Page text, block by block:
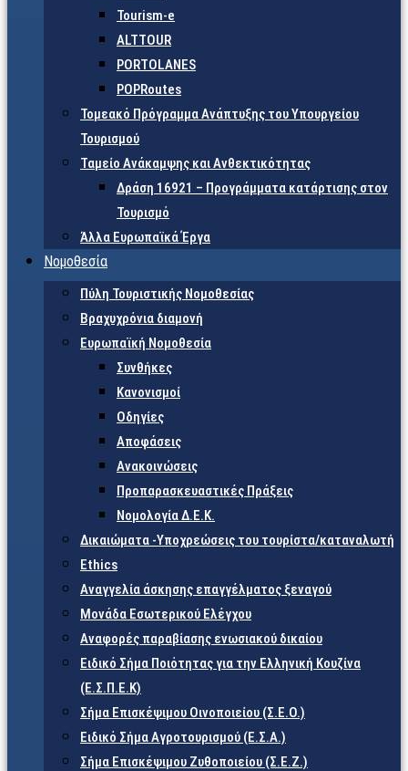
Tourism-e
ALTTOUR
PORTOLANES
POPRoutes
Τομεακό Πρόγραμμα Ανάπτυξης του Υπουργείου
Τουρισμού
Ταμείο Ανάκαμψης και Ανθεκτικότητας
Δράση 16921 – Προγράμματα κατάρτισης στον
Τουρισμό
Άλλα Ευρωπαϊκά Έργα
Νομοθεσία
Πύλη Τουριστικής Νομοθεσίας
Βραχυχρόνια διαμονή
Ευρωπαϊκή Νομοθεσία
Συνθήκες
Κανονισμοί
Οδηγίες
Αποφάσεις
Ανακοινώσεις
Προπαρασκευαστικές Πράξεις
Νομολογία Δ.Ε.Κ.
Δικαιώματα -Υποχρεώσεις του τουρίστα/καταναλωτή
Ethics
Αναγγελία άσκησης επαγγέλματος ξεναγού
Μονάδα Εσωτερικού Ελέγχου
Αναφορές παραβίασης ενωσιακού δικαίου
Ειδικό Σήμα Ποιότητας για την Ελληνική Κουζίνα
(Ε.Σ.Π.Ε.Κ)
Σήμα Επισκέψιμου Οινοποιείου (Σ.Ε.Ο.)
Ειδικό Σήμα Αγροτουρισμού (Ε.Σ.Α.)
Σήμα Επισκέψιμου Ζυθοποιείου (Σ.Ε.Ζ.)